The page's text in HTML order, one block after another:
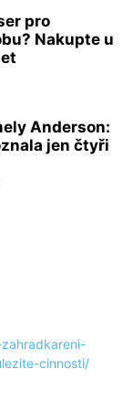
pro
Nakupte u
Anderson:
jen čtyři
cinnosti/